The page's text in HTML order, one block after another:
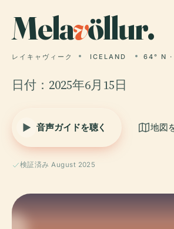
Melavöllur.
レイキャヴィーク ICELAND 64° N ·
日付：2025年6月15日
音声ガイドを聴く 地図
検証済み August 2025